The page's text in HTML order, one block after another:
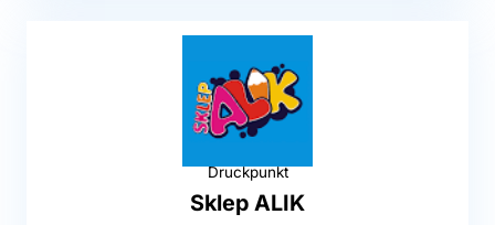
Druckpunkt
Sklep ALIK